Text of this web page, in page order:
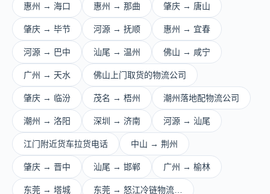
惠州 → 海口 惠州 → 那曲 肇庆 → 唐山
肇庆 → 毕节 河源 → 抚顺 惠州 → 宜春
河源 → 巴中 汕尾 → 温州 佛山 → 咸宁
广州 → 天水 佛山上门取货的物流公司
肇庆 → 临汾 茂名 → 梧州 潮州落地配物流公司
潮州 → 洛阳 深圳 → 济南 河源 → 汕尾
江门附近货车拉货电话 中山 → 荆州
肇庆 → 晋中 汕尾 → 邯郸 广州 → 榆林
东莞 → 塔城 东莞 → 怒江冷链物流…